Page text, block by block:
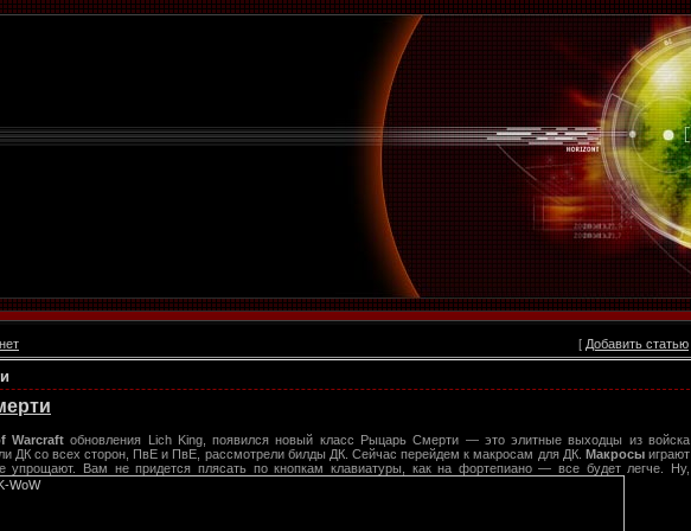
[ Добавить статью
Warcraft обновления Lich King, появился новый класс Рыцарь Смерти — это элитные выходцы из войска
ДК со всех сторон, ПвЕ и ПвЕ, рассмотрели билды ДК. Сейчас перейдем к макросам для ДК. Макросыиграют
упрощают. Вам не придется плясать по кнопкам клавиатуры, как на фортепиано — все будет легче. Ну,